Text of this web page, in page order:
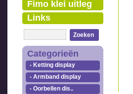
Fimo klei uitleg
Links
Zoeken
Categorieën
- Ketting display
- Armband display
- Oorbellen dis..